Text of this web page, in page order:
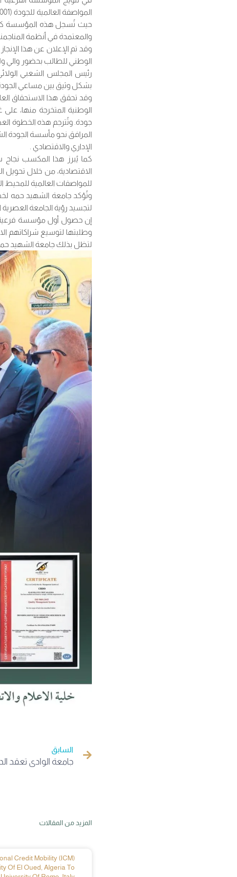
حيث تُسجل هذه المؤسسة
والمعتمدة في أنظمة
وقد تم الإعلان عن هذا
الوطني للطالب بحضور والي
رئيس المجلس الشعبي الولائي
بشكل وثيق بين مساعي الجودة
وقد تحقق هذا الاستحقاق
الوطنية المتخرجة منها،
جودة. وتُترجم هذه الخطوة
المرافق نحو مأسسة الجودة
الإداري والاقتصادي .
كما يُبرز هذا المكسب نجاح
الاقتصادية، من خلال تحويل
للمواصفات العالمية للمحيط
وتُؤكد جامعة الشهيد حمه
لتجسيد رؤية الجامعة
وطلبتها لتوسيع شراكاتهم
لتظل بذلك جامعة الشهيد حمه
السابق
المزيد من المقالات
Credit Mobility (ICM)
Of El Oued, Algeria To